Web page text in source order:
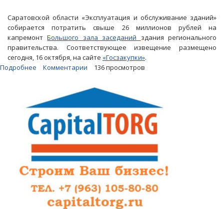
Саратовской области «Эксплуатация и обслуживание зданий»
собирается потратить свыше 26 миллионов рублей на
капремонтБольшого зала заседаний здания регионального
правительства. Соответствующее извещение размещено
сегодня, 16 октября, на сайте «Госзакупки».
Подробнее
выложит
за
ремонт
Большого
зала
заседаний
26
миллионов
Комментарии 136 просмотров